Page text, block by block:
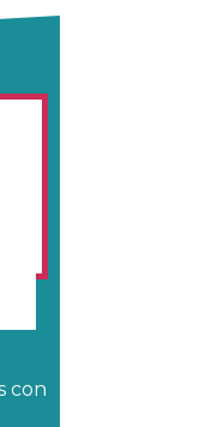
con